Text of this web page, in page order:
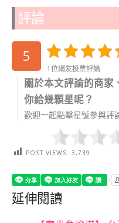
評論
5
1位網友投票評論
關於本文評論的商家
你給幾顆星呢？
歡迎一起點擊星號參與評
POST VIEWS: 3,739
延伸閱讀